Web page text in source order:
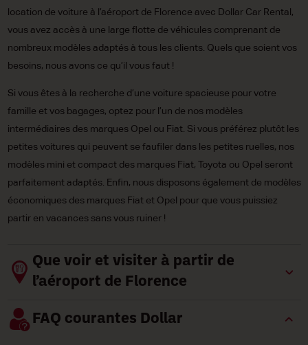
location de voiture à l’aéroport de Florence avec Dollar Car Rental,
vous avez accès à une large flotte de véhicules comprenant de
nombreux modèles adaptés à tous les clients. Quels que soient vos
besoins, nous avons ce qu’il vous faut !
Si vous êtes à la recherche d’une voiture spacieuse pour votre
famille et vos bagages, optez pour l’un de nos modèles
intermédiaires des marques Opel ou Fiat. Si vous préférez plutôt les
petites voitures qui peuvent se faufiler dans les petites ruelles, nos
modèles mini et compact des marques Fiat, Toyota ou Opel seront
parfaitement adaptés. Enfin, nous disposons également de modèles
économiques des marques Fiat et Opel pour que vous puissiez
partir en vacances sans vous ruiner !
Que voir et visiter à partir de
l’aéroport de Florence
FAQ courantes Dollar